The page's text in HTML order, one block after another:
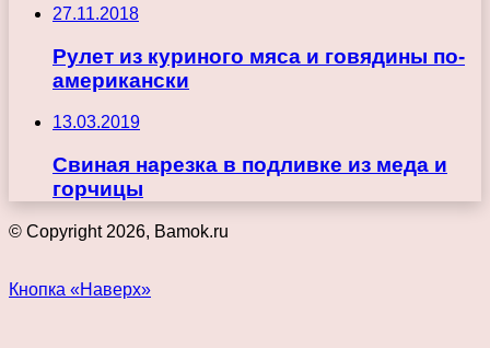
27.11.2018
Рулет из куриного мяса и говядины по-
американски
13.03.2019
Свиная нарезка в подливке из меда и
горчицы
© Copyright 2026, Bamok.ru
Кнопка «Наверх»